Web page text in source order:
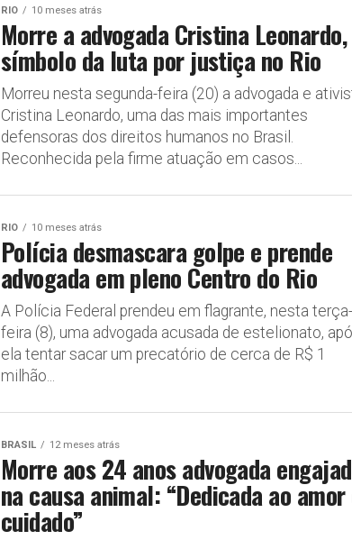
RIO 10 meses atrás
Morre a advogada Cristina Leonardo,
símbolo da luta por justiça no Rio
Morreu nesta segunda-feira (20) a advogada e
Cristina Leonardo, uma das mais importantes
defensoras dos direitos humanos no Brasil.
Reconhecida pela firme atuação em casos...
RIO 10 meses atrás
Polícia desmascara golpe e prende
advogada em pleno Centro do Rio
A Polícia Federal prendeu em flagrante, nesta terça-
feira (8), uma advogada acusada de estelionato,
ela tentar sacar um precatório de cerca de R$ 1
milhão...
BRASIL 12 meses atrás
Morre aos 24 anos advogada
na causa animal: “Dedicada ao amor
cuidado”